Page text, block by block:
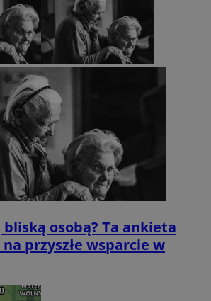
osobą? Ta ankieta
przyszłe wsparcie w